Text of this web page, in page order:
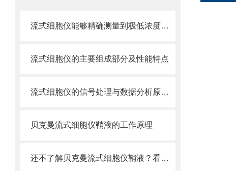
流式细胞仪能够精确测量到极低浓度的标记物
流式细胞仪的主要组成部分及性能特点
流式细胞仪的信号处理与数据分析原理分析
贝克曼流式细胞仪鞘液的工作原理
还不了解贝克曼流式细胞仪鞘液？看这里就对了！